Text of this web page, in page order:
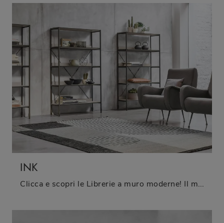
INK
Clicca e scopri le Librerie a muro moderne! Il modello Ink Tomasella saprà ultimare un soggiorno dinamico e operativo.